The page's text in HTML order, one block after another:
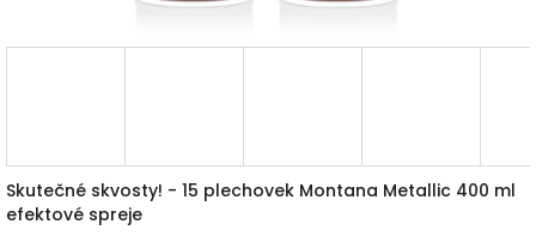
Skutečné skvosty! - 15 plechovek Montana Metallic 400 ml
efektové spreje